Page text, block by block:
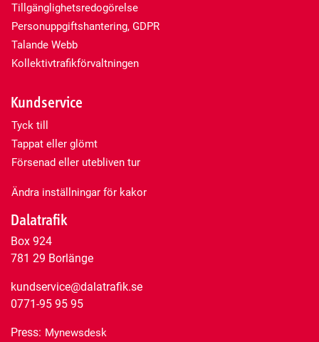
Tillgänglighetsredogörelse
Personuppgiftshantering, GDPR
Talande Webb
Kollektivtrafikförvaltningen
Kundservice
Tyck till
Tappat eller glömt
Försenad eller utebliven tur
Ändra inställningar för kakor
Dalatrafik
Box 924
781 29 Borlänge
kundservice@dalatrafik.se
0771-95 95 95
Press: Mynewsdesk